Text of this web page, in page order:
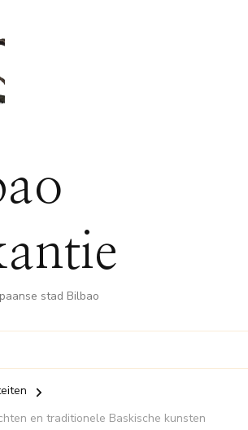
stad Bilbao
en traditionele Baskische kunsten